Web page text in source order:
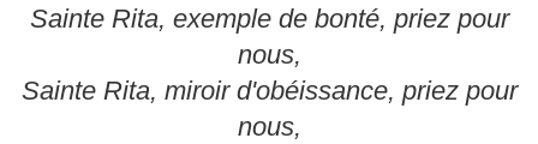
Sainte Rita, exemple de bonté, priez pour
nous,
Sainte Rita, miroir d'obéissance, priez pour
nous,